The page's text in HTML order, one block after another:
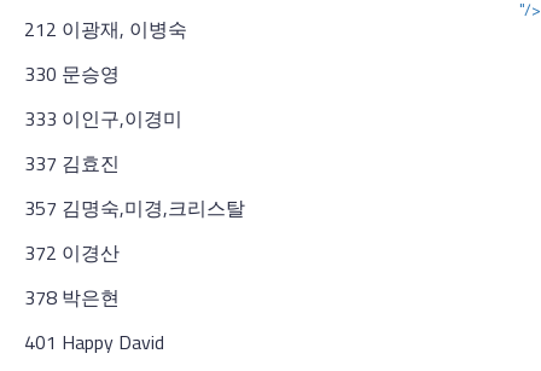
"/>
212 이광재, 이병숙
330 문승영
333 이인구,이경미
337 김효진
357 김명숙,미경,크리스탈
372 이경산
378 박은현
401 Happy David